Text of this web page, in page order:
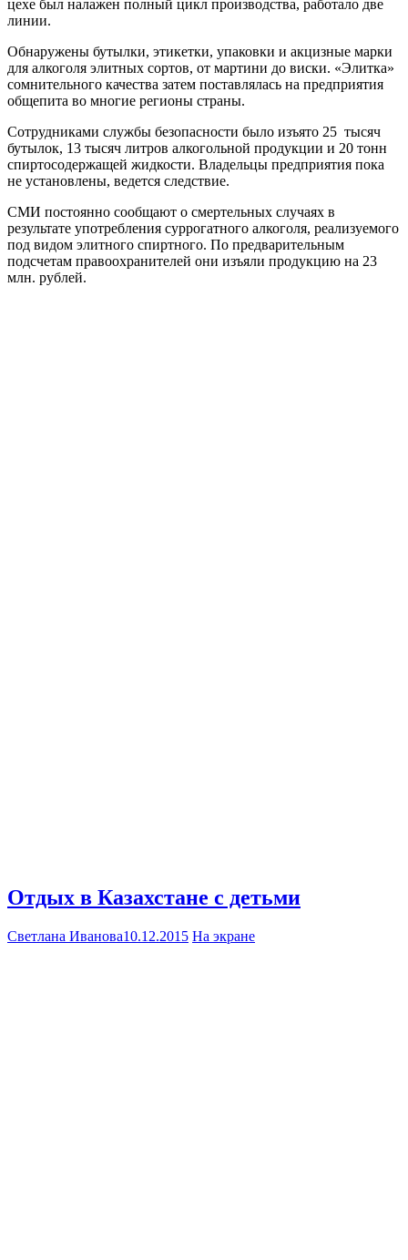
цехе был налажен полный цикл производства, работало две
линии.
Обнаружены бутылки, этикетки, упаковки и акцизные марки
для алкоголя элитных сортов, от мартини до виски. «Элитка»
сомнительного качества затем поставлялась на предприятия
общепита во многие регионы страны.
Сотрудниками службы безопасности было изъято 25 тысяч
бутылок, 13 тысяч литров алкогольной продукции и 20 тонн
спиртосодержащей жидкости. Владельцы предприятия пока
не установлены, ведется следствие.
СМИ постоянно сообщают о смертельных случаях в
результате употребления суррогатного алкоголя, реализуемого
под видом элитного спиртного. По предварительным
подсчетам правоохранителей они изъяли продукцию на 23
млн. рублей.
Отдых в Казахстане с детьми
Светлана Иванова10.12.2015 На экране